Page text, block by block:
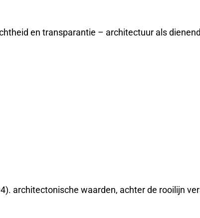
en transparantie – architectuur als
architectonische waarden, achter de rooilijn